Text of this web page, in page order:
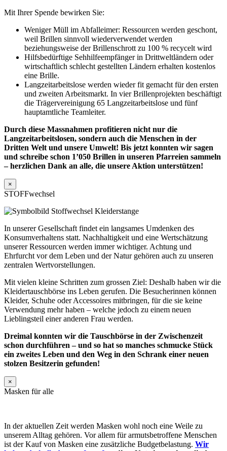
Mit Ihrer Spende bewirken Sie:
Weniger Müll im Abfalleimer: Ressourcen werden geschont,
weil Brillen sinnvoll wiederverwendet werden
beziehungsweise der Brillenschrott zu 100 % recycelt wird
Hilfsbedürftige Sehhilfeempfänger in Drittweltländern oder
wirtschaftlich schlecht gestellten Ländern erhalten kostenlos
eine Brille.
Langzeitarbeitslose werden wieder fit gemacht für den ersten
und zweiten Arbeitsmarkt. In vier Brillenprojekten beschäftigt
die Trägervereinigung 65 Langzeitarbeitslose und fünf
hauptamtliche Teamleiter.
Durch diese Massnahmen profitieren nicht nur die
Langzeitarbeitslosen, sondern auch die Menschen in der
Dritten Welt und unsere Umwelt! Bis jetzt konnten wir sagen
und schreibe schon 1’050 Brillen in unseren Pfarreien sammeln
– herzlichen Dank an alle, die unsere Aktion unterstützen!
×
STOFFwechsel
In unserer Gesellschaft findet ein langsames Umdenken des
Konsumverhaltens statt. Nachhaltigkeit und eine Wertschätzung
unserer Ressourcen werden immer wichtiger. Achtung und
Ehrfurcht vor dem Leben und der Natur gehören auch zu unseren
zentralen Wertvorstellungen.
Mit vielen kleine Schritten zum grossen Ziel: Deshalb haben wir die
Kleidertauschbörse ins Leben gerufen. Die Besucherinnen können
Kleider, Schuhe oder Accessoires mitbringen, für die sie keine
Verwendung mehr haben – welche jedoch zu einem neuen
Lieblingsteil einer anderen Frau werden.
Dreimal konnten wir die Tauschbörse in der Zwischenzeit
schon durchführen – und so hat so manches schmucke Stück
ein zweites Leben und den Weg in den Schrank einer neuen
stolzen Besitzerin gefunden!
×
Masken für alle
In der aktuellen Zeit werden Masken wohl noch eine Weile zu
unserem Alltag gehören. Vor allem für armutsbetroffene Menschen
ist der Kauf von Masken eine zusätzliche Budgetbelastung. Wir